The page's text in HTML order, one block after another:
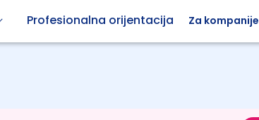
Profesionalna orijentacija Za kompanije